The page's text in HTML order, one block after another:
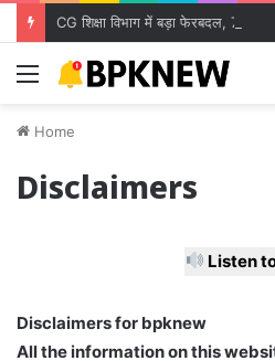
Menu
Home
Disclaimers
Listen
Disclaimers for bpknew
All the information on this